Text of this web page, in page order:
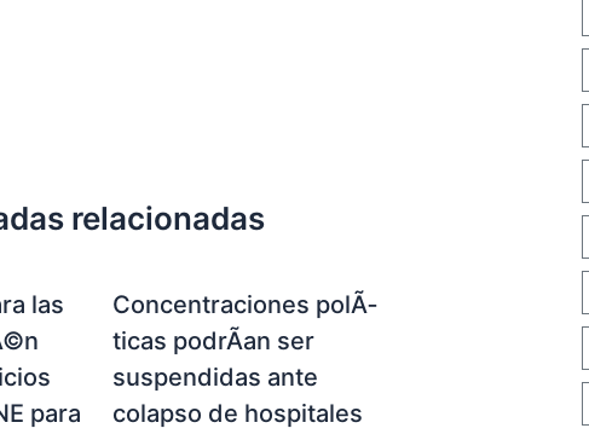
relacionadas
las
para
Concentraciones polÃ­
ticas podrÃ­an ser
suspendidas ante
colapso de hospitales